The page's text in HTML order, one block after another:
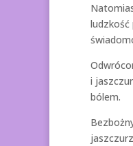
ludzkość
i
bólem.